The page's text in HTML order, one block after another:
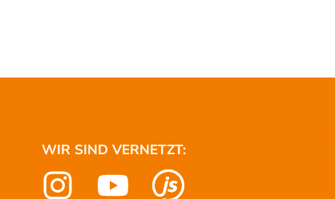
WIR SIND VERNETZT: